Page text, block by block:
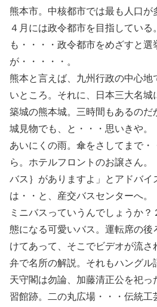
熊本市。中核都市では最も人口
４月には政令都市を目指している
も・・・・政令都市をめざすと選
が・・・・・。
熊本と言えば、九州行政の中心地
いところ。それに、日本三大名城
築城の熊本城。三時間もあるのだ
城見物でも、と・・・思いきや。
あいにくの雨。傘をさしてまで・
ら。ホテルフロントのお譲さん。
バス｝がありますよ」とアドバイ
は・・と、産交バスセンターへ。
ミニバスっていうんでしょうか
態になる可愛いバス。運転席の後
けてあって、そこでビデオが流さ
弁で名所の解説。それもハングル
天守閣は勿論、加藤清正公を祀
習館跡。二の丸広場・・・伝統工